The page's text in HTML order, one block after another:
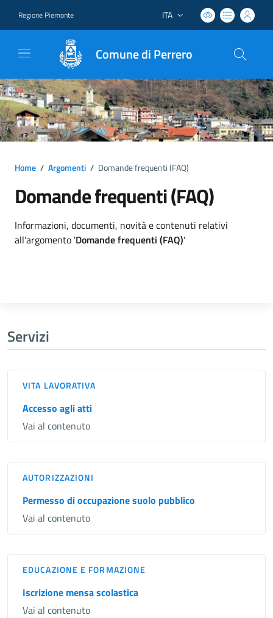
Regione Piemonte Lingua attiva:
ITA
Comune di Perrero
Home / Argomenti / Domande frequenti (FAQ)
Domande frequenti (FAQ)
Dettagli argomento
Informazioni, documenti, novità e contenuti relativi
all'argomento 'Domande frequenti (FAQ)'
Servizi
VITA LAVORATIVA
Accesso agli atti
Vai al contenuto
AUTORIZZAZIONI
Permesso di occupazione suolo pubblico
Vai al contenuto
EDUCAZIONE E FORMAZIONE
Iscrizione mensa scolastica
Vai al contenuto